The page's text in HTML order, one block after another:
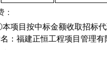
：
项目按中标金额收取招标
：福建正恒工程项目管理